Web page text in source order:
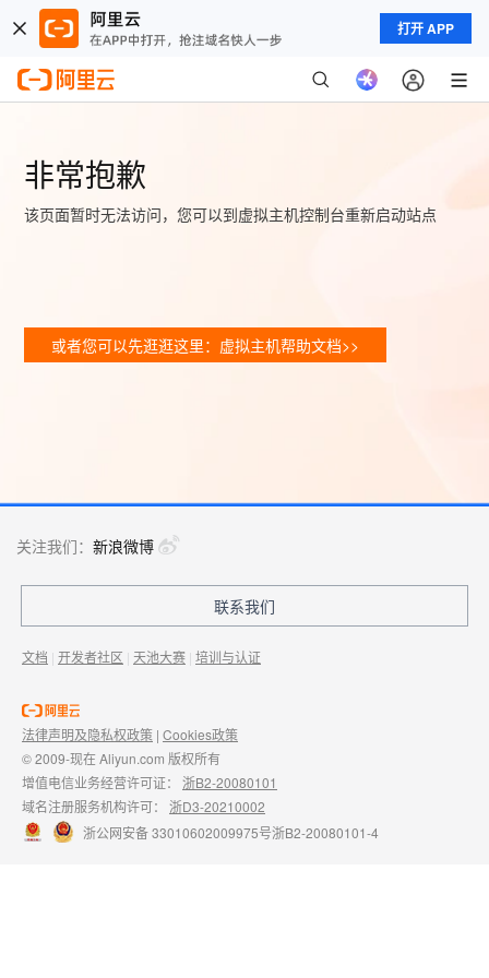
打开 APP
非常抱歉
该页面暂时无法访问，您可以到虚拟主机控制台重新启动站点
或者您可以先逛逛这里：虚拟主机帮助文档>>